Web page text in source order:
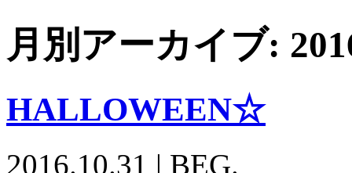
月別アーカイブ:
HALLOWEEN☆
2016.10.31 | BEG.